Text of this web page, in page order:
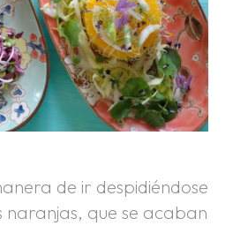
de ir despidiéndose
naranjas, que se acaban